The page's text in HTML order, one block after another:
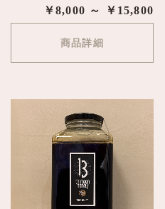
￥8,000 ～ ￥15,800
商品詳細